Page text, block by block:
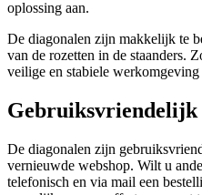
oplossing aan.
De diagonalen zijn makkelijk te
van de rozetten in de staanders.
veilige en stabiele werkomgeving
Gebruiksvriendelijk
De diagonalen zijn
vernieuwde webshop. Wilt u
telefonisch en via mail een